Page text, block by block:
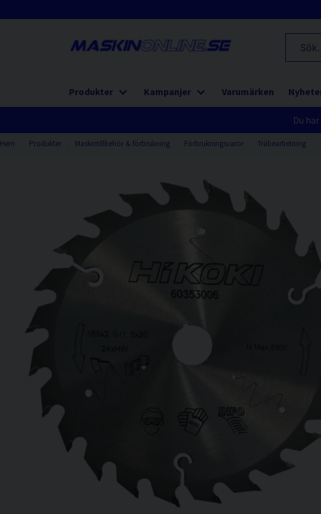
Produkter Kampanjer Varumärken
Du
Hem Produkter Maskintillbehör & förbrukning Förbrukningsvaror Träbearbetning